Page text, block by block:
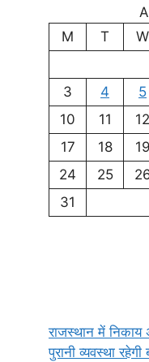
M
T W
3
4 5
10
11 12
17
18 19
24
25
31
राजस्थान में निकाय
पुरानी व्यवस्था